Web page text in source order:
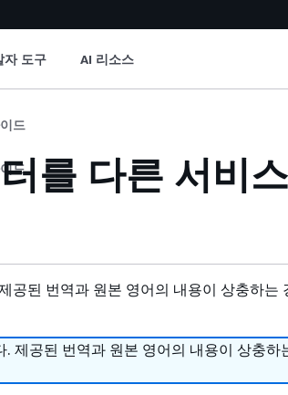
자 도구 AI 리소스
드
드
를 다른 서비
공된 번역과 원본 영어의 내용이 상충하는
제공된 번역과 원본 영어의 내용이 상충하